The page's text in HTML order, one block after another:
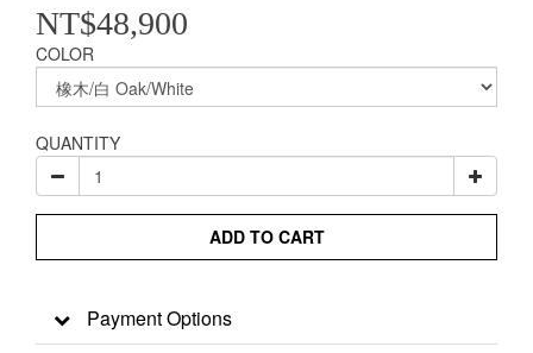
NT$48,900
COLOR
QUANTITY
ADD TO CART
Payment Options